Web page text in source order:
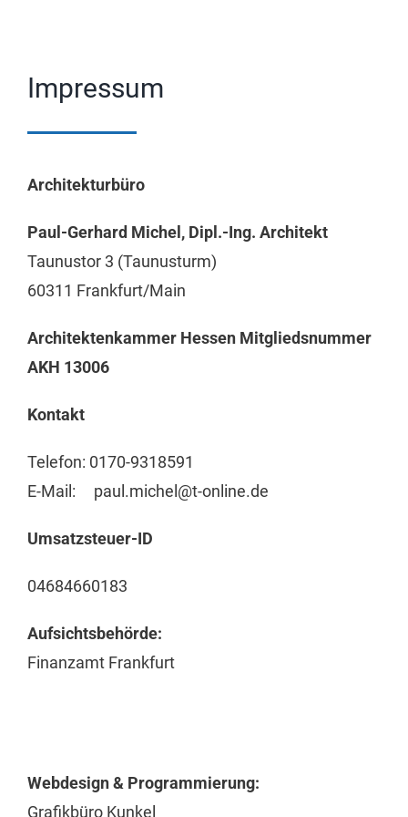
Impressum
Architekturbüro
Paul-Gerhard Michel, Dipl.-Ing. Architekt
Taunustor 3 (Taunusturm)
60311 Frankfurt/Main
Architektenkammer Hessen Mitgliedsnummer
AKH 13006
Kontakt
Telefon: 0170-9318591
E-Mail: paul.michel@t-online.de
Umsatzsteuer-ID
04684660183
Aufsichtsbehörde:
Finanzamt Frankfurt
Webdesign & Programmierung:
Grafikbüro Kunkel